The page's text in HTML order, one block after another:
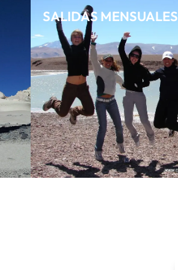
SALIDAS MENSUALES